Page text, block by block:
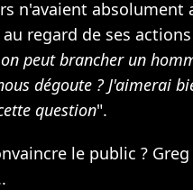
n'avaient absolument
regard de ses
peut brancher un
dégoute ? J'aimerai
question".
le public ? Greg